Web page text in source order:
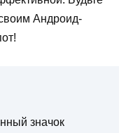
Андроид-
значок